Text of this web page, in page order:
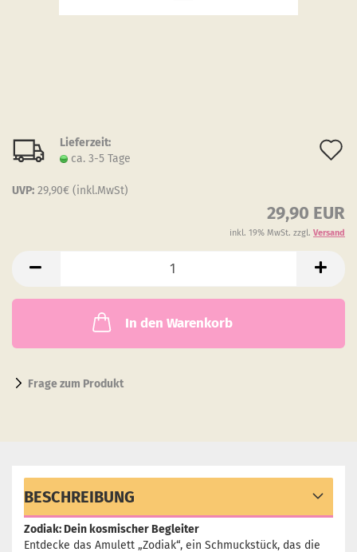
Lieferzeit:
ca. 3-5 Tage
UVP: 29,90€ (inkl.MwSt)
29,90 EUR
inkl. 19% MwSt. zzgl. Versand
In den Warenkorb
Frage zum Produkt
BESCHREIBUNG
Zodiak: Dein kosmischer Begleiter
Entdecke das Amulett „Zodiak“, ein Schmuckstück, das die